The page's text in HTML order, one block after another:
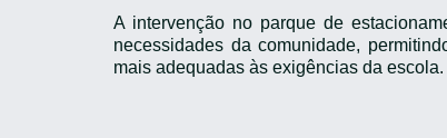
A intervenção no parque de
necessidades da comunidade,
mais adequadas às exigências da escola.